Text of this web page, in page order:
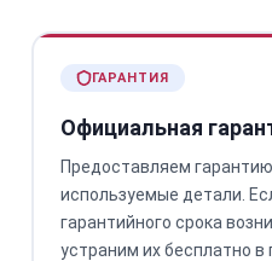
ГАРАНТИЯ
Официальная
Предоставляем
используемые детали.
гарантийного срока
устраним их бесплатно в